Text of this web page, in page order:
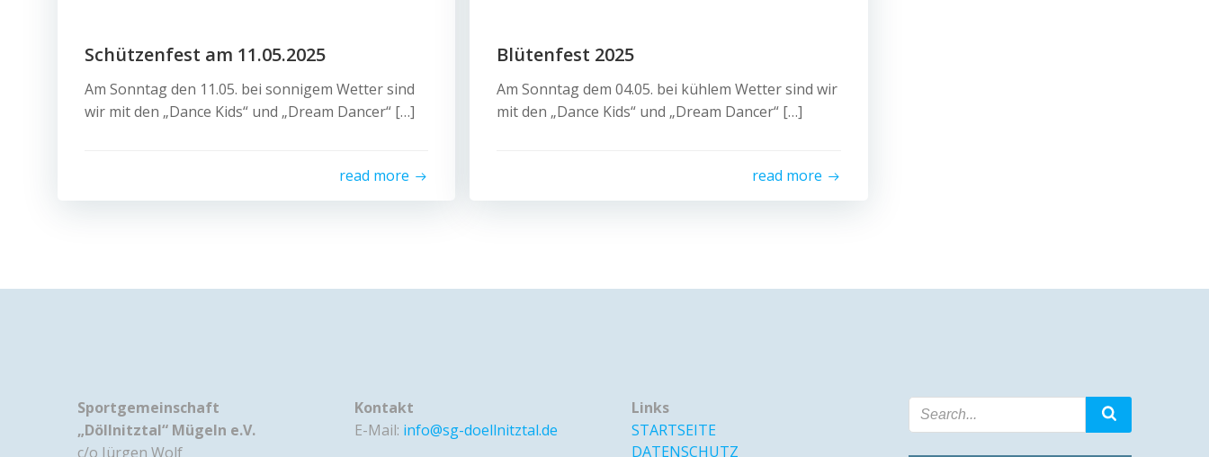
Schützenfest am 11.05.2025
Am Sonntag den 11.05. bei sonnigem Wetter sind
wir mit den „Dance Kids“ und „Dream Dancer“ […]
read more
Blütenfest 2025
Am Sonntag dem 04.05. bei kühlem Wetter sind wir
mit den „Dance Kids“ und „Dream Dancer“ […]
read more
Sportgemeinschaft
„Döllnitztal“ Mügeln e.V.
c/o Jürgen Wolf
Kontakt
E-Mail: info@sg-doellnitztal.de
Links
STARTSEITE
DATENSCHUTZ